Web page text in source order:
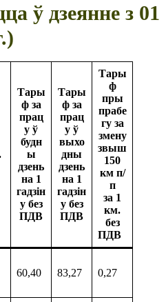
ў дзеянне з 01
Тары
ф за
прац
у ў
будн
ы
дзень
на 1
гадзін
у без
ПДВ
Тары
ф за
прац
у ў
выхо
дны
дзень
на 1
гадзін
у без
ПДВ
Тары
ф
пры
прабе
гу за
змену
звыш
150
км п/
п
за 1
км.
без
ПДВ
60,40 83,27 0,27